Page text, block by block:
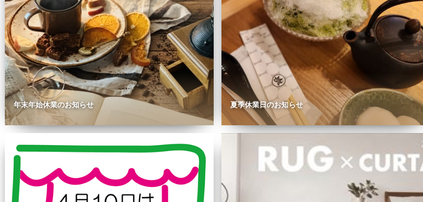
年末年始休業のお知らせ 夏季休業日のお知らせ